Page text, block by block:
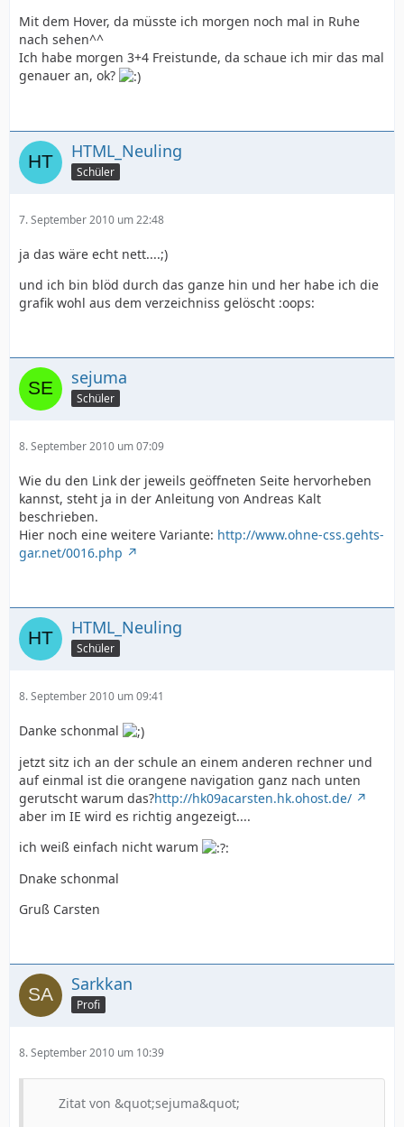
Mit dem Hover, da müsste ich morgen noch mal in Ruhe
nach sehen^^
Ich habe morgen 3+4 Freistunde, da schaue ich mir das mal
genauer an, ok?
HTML_Neuling
Schüler
7. September 2010 um 22:48
ja das wäre echt nett....;)
und ich bin blöd durch das ganze hin und her habe ich die
grafik wohl aus dem verzeichniss gelöscht :oops:
sejuma
Schüler
8. September 2010 um 07:09
Wie du den Link der jeweils geöffneten Seite hervorheben
kannst, steht ja in der Anleitung von Andreas Kalt
beschrieben.
Hier noch eine weitere Variante: http://www.ohne-css.gehts-
gar.net/0016.php
HTML_Neuling
Schüler
8. September 2010 um 09:41
Danke schonmal
jetzt sitz ich an der schule an einem anderen rechner und
auf einmal ist die orangene navigation ganz nach unten
gerutscht warum das?http://hk09acarsten.hk.ohost.de/
aber im IE wird es richtig angezeigt....
ich weiß einfach nicht warum
Dnake schonmal
Gruß Carsten
Sarkkan
Profi
8. September 2010 um 10:39
Zitat von &quot;sejuma&quot;